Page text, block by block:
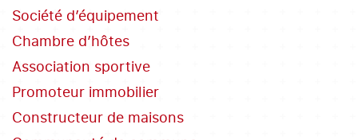
Société d’équipement
Chambre d’hôtes
Association sportive
Promoteur immobilier
Constructeur de maisons